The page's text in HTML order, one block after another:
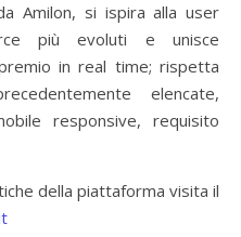
Amilon, si ispira alla user
più evoluti e unisce
in real time; rispetta
elencate,
responsive, requisito
della piattaforma visita il